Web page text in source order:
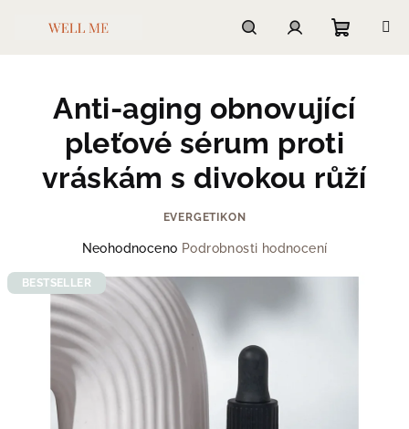
košík
Anti-aging obnovující
pleťové sérum proti
vráskám s divokou růží
EVERGETIKON
produktu
hvězdiček.
Neohodnoceno Podrobnosti hodnocení
BESTSELLER